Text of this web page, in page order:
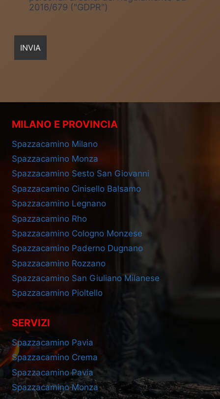
2016/679 ("GDPR")
MILANO E PROVINCIA
Spazzacamino Milano
Spazzacamino Monza
Spazzacamino Sesto San Giovanni
Spazzacamino Cinisello Balsamo
Spazzacamino Legnano
Spazzacamino Rho
Spazzacamino Cologno Monzese
Spazzacamino Paderno Dugnano
Spazzacamino Rozzano
Spazzacamino San Giuliano Milanese
Spazzacamino Pioltello
SERVIZI
Spazzacamino Pavia
Spazzacamino Crema
Spazzacamino Pavia
Spazzacamino Monza